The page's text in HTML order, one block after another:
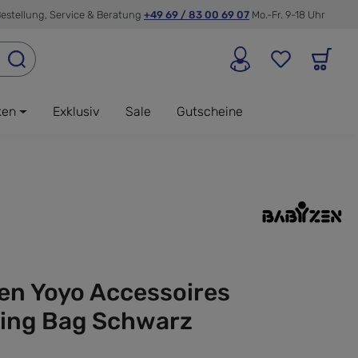
Service & Beratung +49 69 / 83 00 69 07 Mo.-Fr. 9-18 Uhr
Exklusiv Sale Gutscheine
Yoyo Accessoires
Bag Schwarz